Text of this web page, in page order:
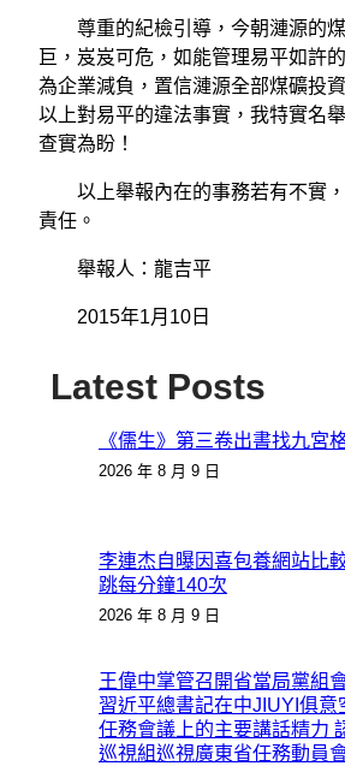
尊重的紀檢引導，今朝漣源的煤
巨，岌岌可危，如能管理易平如許
為企業減負，置信漣源全部煤礦投
以上對易平的違法事實，我特實名
查實為盼！
以上舉報內在的事務若有不實，
責任。
舉報人：龍吉平
2015年1月10日
Latest Posts
《儒生》第三卷出書找九宮
2026 年 8 月 9 日
李連杰自曝因喜包養網站比
跳每分鐘140次
2026 年 8 月 9 日
王偉中掌管召開省當局黨組
習近平總書記在中JIUYI俱意
任務會議上的主要講話精力
巡視組巡視廣東省任務動員